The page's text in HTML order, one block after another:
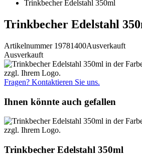
Trinkbecher Edelstahl 350ml
Trinkbecher Edelstahl
Artikelnummer 19781400Ausverkauft
Ausverkauft
Fragen? Kontaktieren Sie uns.
Ihnen könnte auch gefallen
Trinkbecher Edelstahl 350ml